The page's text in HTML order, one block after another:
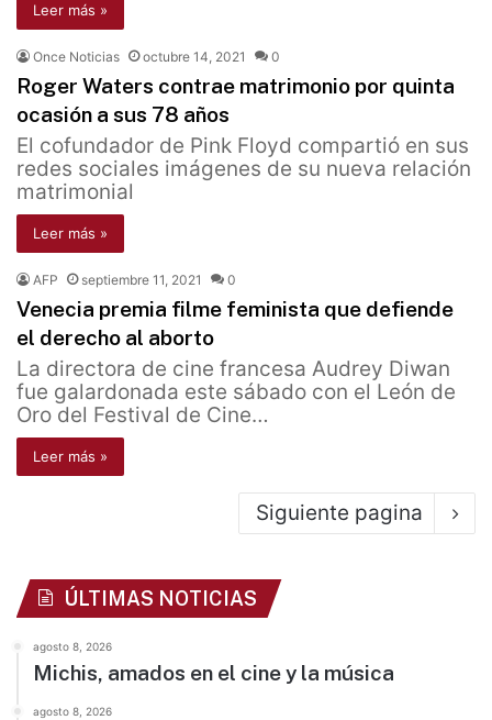
Leer más »
Once Noticias octubre 14, 2021 0
Roger Waters contrae matrimonio por quinta
ocasión a sus 78 años
El cofundador de Pink Floyd compartió en sus
redes sociales imágenes de su nueva relación
matrimonial
Leer más »
AFP septiembre 11, 2021 0
Venecia premia filme feminista que defiende
el derecho al aborto
La directora de cine francesa Audrey Diwan
fue galardonada este sábado con el León de
Oro del Festival de Cine…
Leer más »
Siguiente pagina
ÚLTIMAS NOTICIAS
agosto 8, 2026
Michis, amados en el cine y la música
agosto 8, 2026